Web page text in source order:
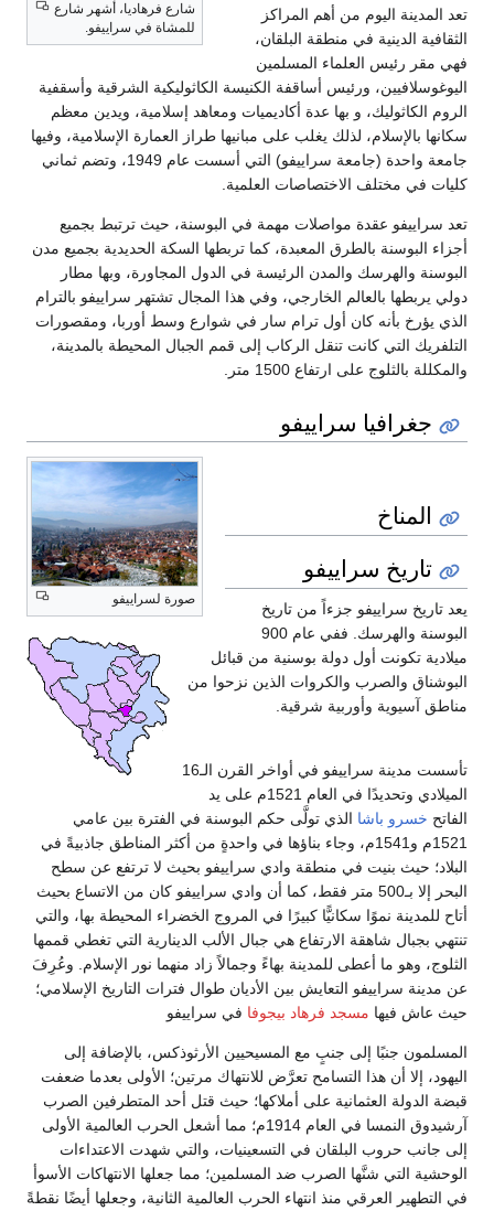
شارع فرهاديا، أشهر شارع
للمشاة في سراييفو.
تعد المدينة اليوم من أهم المراكز
الثقافية الدينية في منطقة البلقان،
فهي مقر رئيس العلماء المسلمين
اليوغوسلافيين، ورئيس أساقفة الكنيسة الكاثوليكية الشرقية وأسقفية
الروم الكاثوليك، و بها عدة أكاديميات ومعاهد إسلامية، ويدين معظم
سكانها بالإسلام، لذلك يغلب على مبانيها طراز العمارة الإسلامية، وفيها
جامعة واحدة (جامعة سراييفو) التي أسست عام 1949، وتضم ثماني
كليات في مختلف الاختصاصات العلمية.
تعد سراييفو عقدة مواصلات مهمة في البوسنة، حيث ترتبط بجميع
أجزاء البوسنة بالطرق المعبدة، كما تربطها السكة الحديدية بجميع مدن
البوسنة والهرسك والمدن الرئيسة في الدول المجاورة، وبها مطار
دولي يربطها بالعالم الخارجي، وفي هذا المجال تشتهر سراييفو بالترام
الذي يؤرخ بأنه كان أول ترام سار في شوارع وسط أوربا، ومقصورات
التلفريك التي كانت تنقل الركاب إلى قمم الجبال المحيطة بالمدينة،
والمكللة بالثلوج على ارتفاع 1500 متر.
جغرافيا سراييفو
صورة لسراييفو
المناخ
تاريخ سراييفو
يعد تاريخ سراييفو جزءاً من تاريخ
البوسنة والهرسك. ففي عام 900
ميلادية تكونت أول دولة بوسنية من قبائل
البوشناق والصرب والكروات الذين نزحوا من
مناطق آسيوية وأوربية شرقية.
تأسست مدينة سراييفو في أواخر القرن الـ16
الميلادي وتحديدًا في العام 1521م على يد
الفاتح خسرو باشا الذي تولَّى حكم البوسنة في الفترة بين عامي
1521م و1541م، وجاء بناؤها في واحدةٍ من أكثر المناطق جاذبيةً في
البلاد؛ حيث بنيت في منطقة وادي سراييفو بحيث لا ترتفع عن سطح
البحر إلا بـ500 متر فقط، كما أن وادي سراييفو كان من الاتساع بحيث
أتاح للمدينة نموًا سكانيًّا كبيرًا في المروج الخضراء المحيطة بها، والتي
تنتهي بجبال شاهقة الارتفاع هي جبال الألب الدينارية التي تغطي قممها
الثلوج، وهو ما أعطى للمدينة بهاءً وجمالاً زاد منهما نور الإسلام. وعُرِفَ
عن مدينة سراييفو التعايش بين الأديان طوال فترات التاريخ الإسلامي؛
حيث عاش فيها مسجد فرهاد بيجوفا في سراييفو
المسلمون جنبًا إلى جنبٍ مع المسيحيين الأرثوذكس، بالإضافة إلى
اليهود، إلا أن هذا التسامح تعرَّض للانتهاك مرتين؛ الأولى بعدما ضعفت
قبضة الدولة العثمانية على أملاكها؛ حيث قتل أحد المتطرفين الصرب
آرشيدوق النمسا في العام 1914م؛ مما أشعل الحرب العالمية الأولى
إلى جانب حروب البلقان في التسعينيات، والتي شهدت الاعتداءات
الوحشية التي شنَّها الصرب ضد المسلمين؛ مما جعلها الانتهاكات الأسوأ
في التطهير العرقي منذ انتهاء الحرب العالمية الثانية، وجعلها أيضًا نقطةً